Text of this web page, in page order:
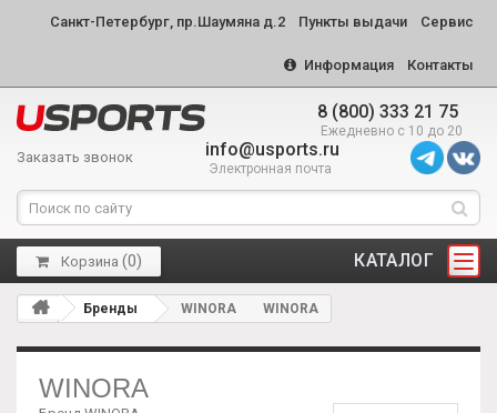
Санкт-Петербург, пр.Шаумяна д.2 Пункты выдачи Сервис
Информация Контакты
8 (800) 333 21 75
Ежедневно с 10 до 20
Заказать звонок info@usports.ru
Электронная почта
КАТАЛОГ
Корзина (0)
Бренды WINORA WINORA
WINORA